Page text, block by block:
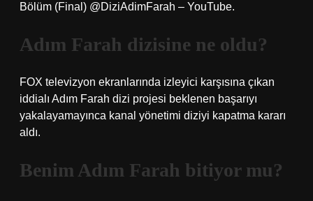
Bölüm (Final) @DiziAdimFarah – YouTube.
Adım Farah dizisine ne oldu?
FOX televizyon ekranlarında izleyici karşısına çıkan
iddialı Adım Farah dizi projesi beklenen başarıyı
yakalayamayınca kanal yönetimi diziyi kapatma kararı
aldı.
Benim Adım Farah bitiyor mu?